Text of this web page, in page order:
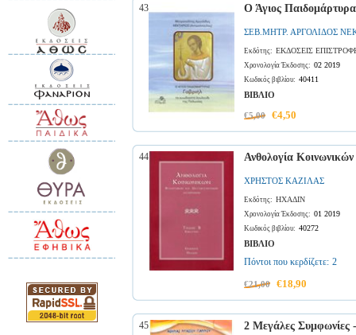
43 Ο Άγιος
ΣΕΒ.ΜΗΤΡ. ΑΡΓΟΛΙΔΟΣ
Εκδότης: ΕΚΔΟΣΕΙΣ
Χρονολογία Έκδοσης: 02 2019
Κωδικός βιβλίου: 40411
ΒΙΒΛΙΟ
€5,00 €4,50
44 Ανθολογία
ΧΡΗΣΤΟΣ ΚΑΖΙΛΑΣ
Εκδότης: ΗΧΑΔΙΝ
Χρονολογία Έκδοσης: 01 2019
Κωδικός βιβλίου: 40272
ΒΙΒΛΙΟ
Πόντοι που κερδίζετε: 2
€21,00 €18,90
45 2 Μεγάλες